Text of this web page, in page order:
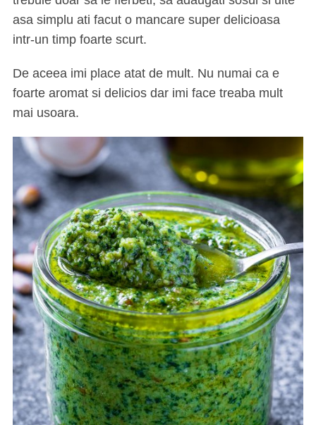
asa simplu ati facut o mancare super delicioasa
intr-un timp foarte scurt.
De aceea imi place atat de mult. Nu numai ca e
foarte aromat si delicios dar imi face treaba mult
mai usoara.